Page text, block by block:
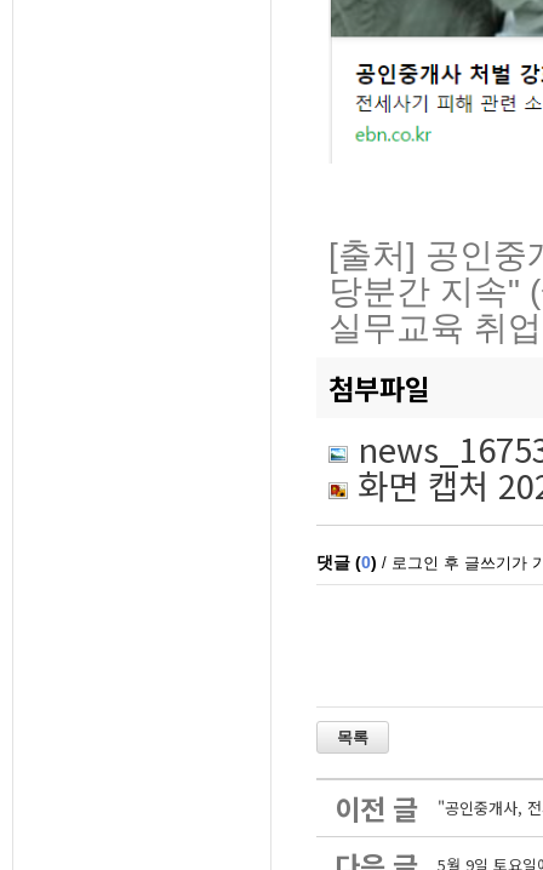
[출처] 공인
당분간 지속"
실무교육 취
첨부파일
화면 캡처
이전 글 "공인중개사,
5월 9일 토요일